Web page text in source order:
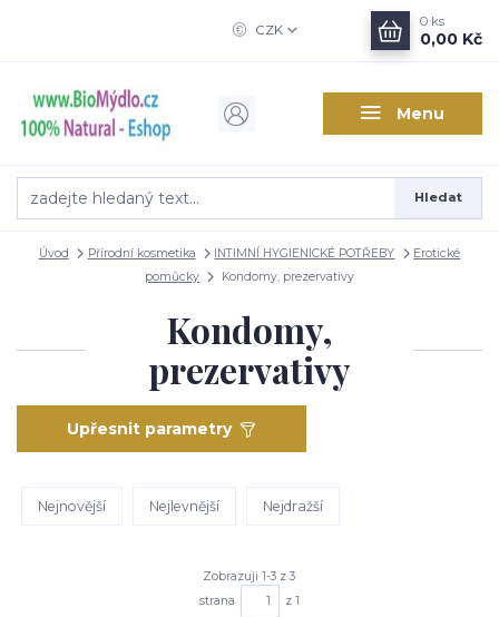
Menu
CZK
Hledat
0 ks
0,00 Kč
Úvod Přírodní kosmetika INTIMNÍ HYGIENICKÉ POTŘEBY
Erotické
pomůcky
Kondomy, prezervativy
Kondomy,
prezervativy
Upřesnit parametry
Nejnovější Nejlevnější Nejdražší
Zobrazuji 1-3 z 3
strana
z 1